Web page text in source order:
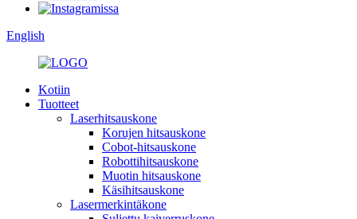
English
Kotiin
Tuotteet
Laserhitsauskone
Korujen hitsauskone
Cobot-hitsauskone
Robottihitsauskone
Muotin hitsauskone
Käsihitsauskone
Lasermerkintäkone